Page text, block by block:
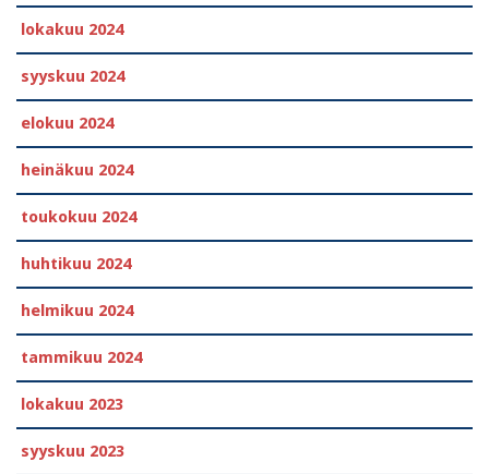
lokakuu 2024
syyskuu 2024
elokuu 2024
heinäkuu 2024
toukokuu 2024
huhtikuu 2024
helmikuu 2024
tammikuu 2024
lokakuu 2023
syyskuu 2023